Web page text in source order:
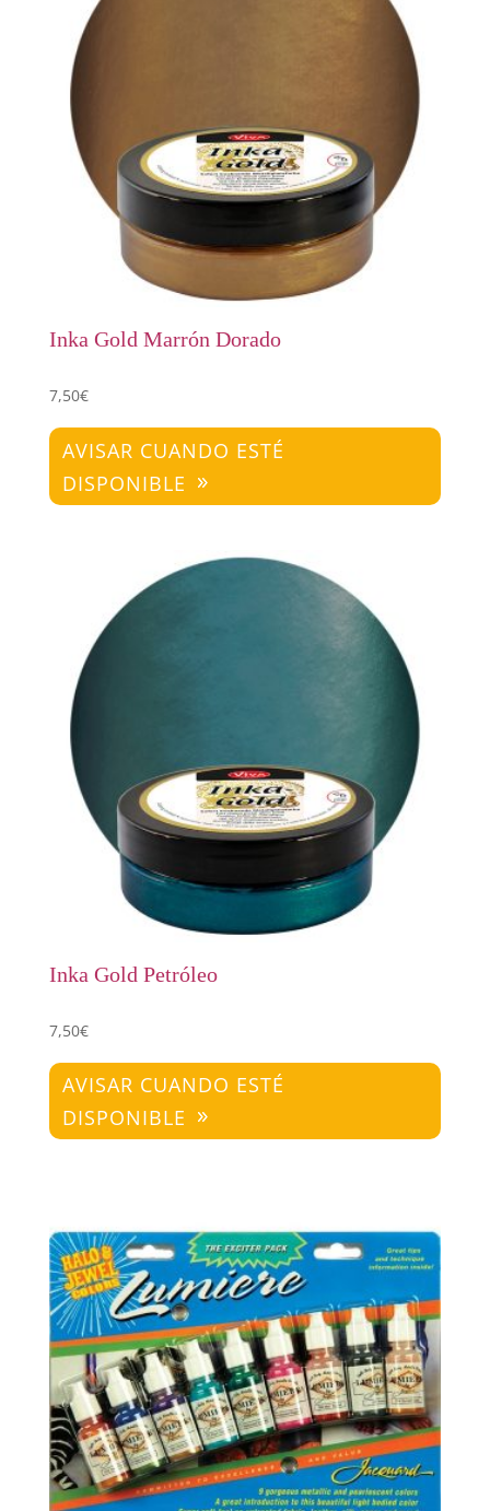
Inka Gold Marrón Dorado
7,50€
AVISAR CUANDO ESTÉ
DISPONIBLE
Inka Gold Petróleo
7,50€
AVISAR CUANDO ESTÉ
DISPONIBLE